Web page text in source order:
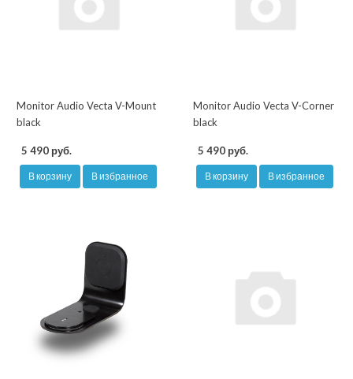
Monitor Audio Vecta V-Mount
black
5 490 руб.
В корзину В избранное
Monitor Audio Vecta V-Corner
black
5 490 руб.
В корзину В избранное